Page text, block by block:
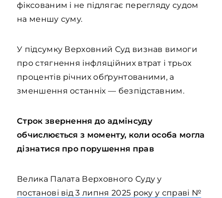
фіксованим і не підлягає перегляду судом
на меншу суму.
У підсумку Верховний Суд визнав вимоги
про стягнення інфляційних втрат і трьох
процентів річних обґрунтованими, а
зменшення останніх — безпідставним.
Строк звернення до адмінсуду
обчислюється з моменту, коли особа могла
дізнатися про порушення прав
Велика Палата Верховного Суду у
постанові від 3 липня 2025 року у справі №